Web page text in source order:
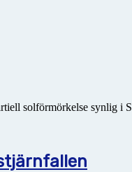
solförmörkelse synlig i